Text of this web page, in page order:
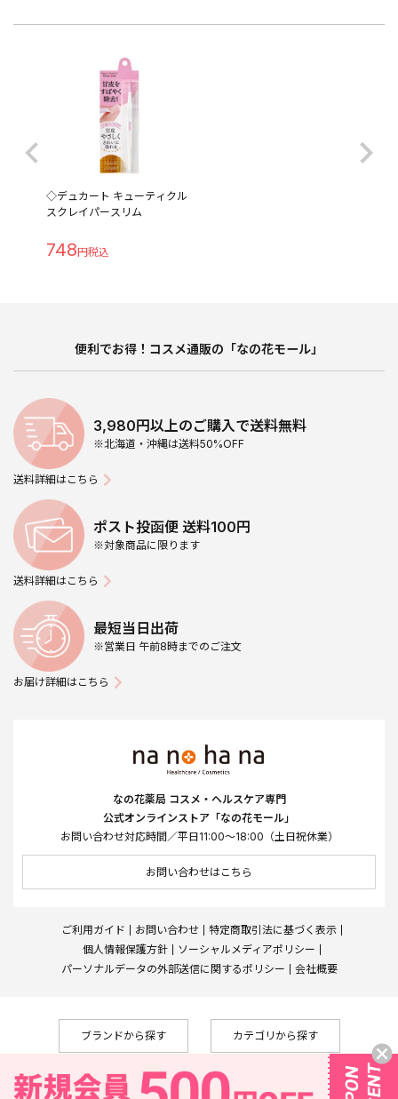
◇デュカート キューティクル
スクレイパースリム
748
便利でお得！コスメ通販の「なの花モール」
3,980円以上のご購入で送料無料
※北海道・沖縄は送料50%OFF
送料詳細はこちら
ポスト投函便 送料100円
※対象商品に限ります
送料詳細はこちら
最短当日出荷
※営業日 午前8時までのご注文
お届け詳細はこちら
なの花薬局 コスメ・ヘルスケア専門
公式オンラインストア「なの花モール」
お問い合わせ対応時間／平日11:00～18:00（土日祝休業）
お問い合わせはこちら
ご利用ガイド お問い合わせ
特定商取引法に基づく表示
個人情報保護方針
ソーシャルメディアポリシー
パーソナルデータの外部送信に関するポリシー
会社概要
ブランドから探す カテゴリから探す
Copyright © Nanohana West Japan Co., Ltd., All Rights Reserved